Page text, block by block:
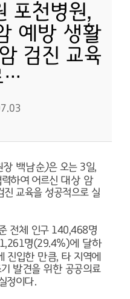
포천병원,
예방 생활
검진 교육
…
장 백남순)은 오는 3일,
력하여 어르신 대상 암
교육을 성공적으로 실
전체 인구 140,468명
명(29.4%)에 달하
진입한 만큼, 타 지역에
발견을 위한 공공의료
정이다.